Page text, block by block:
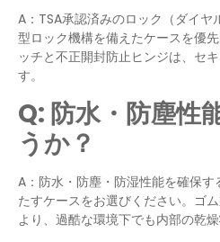
A：TSA承認済みのロック（ダイ
型ロック機構を備えたケースを優
ッチと不正開封防止ヒンジは、セ
す。
Q: 防水・防塵性
うか？
A：防水・防塵・防湿性能を確保
たすケースをお選びください。ゴ
より、過酷な環境下でも内部の乾